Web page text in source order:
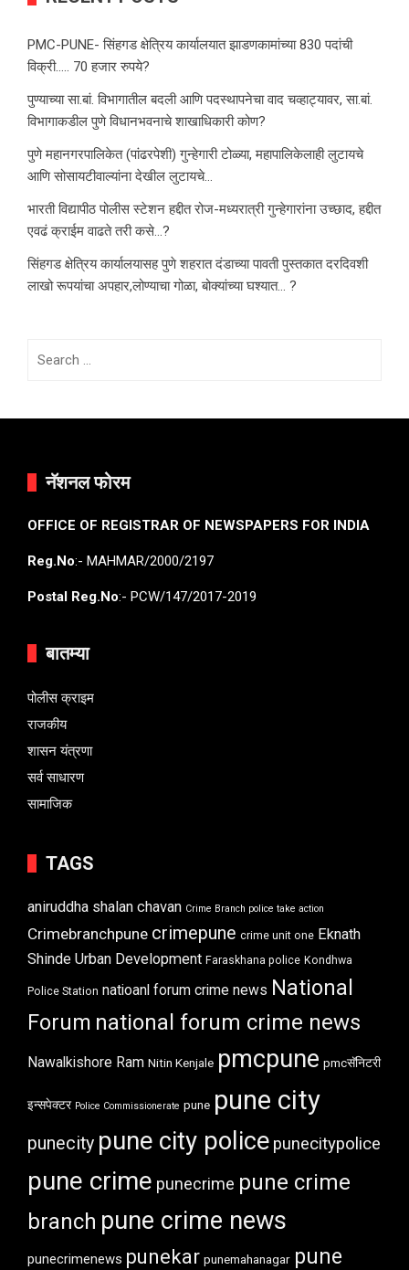
PMC-PUNE- सिंहगड क्षेत्रिय कार्यालयात झाडणकामांच्या 830 पदांची
विक्री….. 70 हजार रुपये?
पुण्याच्या सा.बां. विभागातील बदली आणि पदस्थापनेचा वाद चव्हाट्यावर, सा.बां.
विभागाकडील पुणे विधानभवनाचे शाखाधिकारी कोण?
पुणे महानगरपालिकेत (पांढरपेशी) गुन्हेगारी टोळ्या, महापालिकेलाही लुटायचे
आणि सोसायटीवाल्यांना देखील लुटायचे…
भारती विद्यापीठ पोलीस स्टेशन हद्दीत रोज-मध्यरात्री गुन्हेगारांना उच्छाद, हद्दीत
एवढं क्राईम वाढते तरी कसे…?
सिंहगड क्षेत्रिय कार्यालयासह पुणे शहरात दंडाच्या पावती पुस्तकात दरदिवशी
लाखो रूपयांचा अपहार,लोण्याचा गोळा, बोक्यांच्या घश्यात… ?
नॅशनल फोरम
OFFICE OF REGISTRAR OF NEWSPAPERS FOR INDIA
Reg.No:- MAHMAR/2000/2197
Postal Reg.No:- PCW/147/2017-2019
बातम्या
पोलीस क्राइम
राजकीय
शासन यंत्रणा
सर्व साधारण
सामाजिक
TAGS
aniruddha shalan chavan Crime Branch police take action
Crimebranchpune crimepune crime unit one Eknath
Shinde Urban Development Faraskhana police Kondhwa
Police Station natioanl forum crime news National
Forum national forum crime news
Nawalkishore Ram Nitin Kenjale pmcpune pmcसॅनिटरी
इन्सपेक्टर Police Commissionerate pune pune city
punecity pune city police punecitypolice
pune crime punecrime pune crime
branch pune crime news
punecrimenews punekar punemahanagar pune